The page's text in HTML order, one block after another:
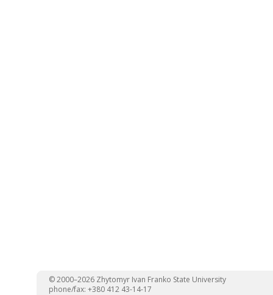
© 2000–2026 Zhytomyr Ivan Franko State University
phone/fax: +380 412 43-14-17